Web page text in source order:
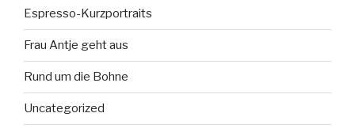
Espresso-Kurzportraits
Frau Antje geht aus
Rund um die Bohne
Uncategorized